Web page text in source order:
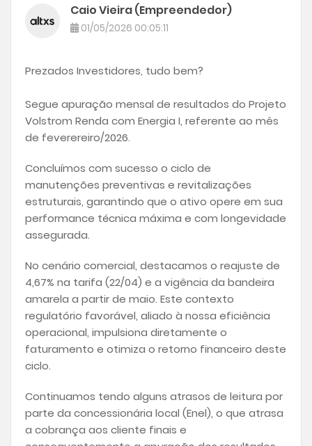
Caio Vieira (Empreendedor)
01/05/2026 00:05:11
Prezados Investidores, tudo bem?
Segue apuração mensal de resultados do Projeto
Volstrom Renda com Energia I, referente ao mês
de feverereiro/2026.
Concluímos com sucesso o ciclo de
manutenções preventivas e revitalizações
estruturais, garantindo que o ativo opere em sua
performance técnica máxima e com longevidade
assegurada.
No cenário comercial, destacamos o reajuste de
4,67% na tarifa (22/04) e a vigência da bandeira
amarela a partir de maio. Este contexto
regulatório favorável, aliado à nossa eficiência
operacional, impulsiona diretamente o
faturamento e otimiza o retorno financeiro deste
ciclo.
Continuamos tendo alguns atrasos de leitura por
parte da concessionária local (Enel), o que atrasa
a cobrança aos cliente finais e